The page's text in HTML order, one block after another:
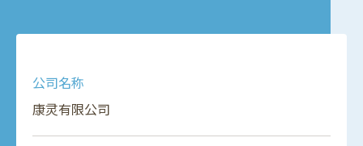
公司名称
康灵有限公司